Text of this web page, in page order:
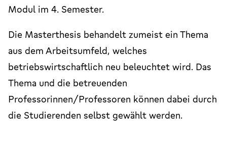
Modul im 4. Semester.
Die Masterthesis behandelt zumeist ein Thema
aus dem Arbeitsumfeld, welches
betriebswirtschaftlich neu beleuchtet wird. Das
Thema und die betreuenden
Professorinnen/Professoren können dabei durch
die Studierenden selbst gewählt werden.